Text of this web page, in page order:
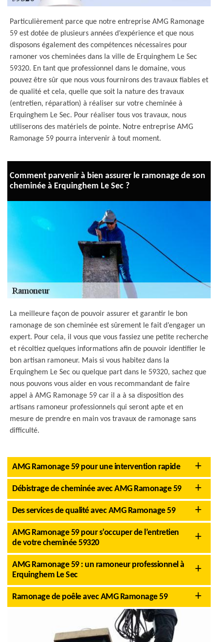
Particulièrement parce que notre entreprise AMG Ramonage
59 est dotée de plusieurs années d’expérience et que nous
disposons également des compétences nécessaires pour
ramoner vos cheminées dans la ville de Erquinghem Le Sec
59320. En tant que professionnel dans le domaine, vous
pouvez être sûr que nous vous fournirons des travaux fiables et
de qualité et cela, quelle que soit la nature des travaux
(entretien, réparation) à réaliser sur votre cheminée à
Erquinghem Le Sec. Pour réaliser tous vos travaux, nous
utiliserons des matériels de pointe. Notre entreprise AMG
Ramonage 59 pourra intervenir à tout moment.
Comment parvenir à bien assurer le ramonage de son
cheminée à Erquinghem Le Sec ?
La meilleure façon de pouvoir assurer et garantir le bon
ramonage de son cheminée est sûrement le fait d’engager un
expert. Pour cela, il vous que vous fassiez une petite recherche
et récoltiez quelques informations afin de pouvoir identifier le
bon artisan ramoneur. Mais si vous habitez dans la
Erquinghem Le Sec ou quelque part dans le 59320, sachez que
nous pouvons vous aider en vous recommandant de faire
appel à AMG Ramonage 59 car il a à sa disposition des
artisans ramoneur professionnels qui seront apte et en
mesure de prendre en main vos travaux de ramonage sans
difficulté.
AMG Ramonage 59 pour une intervention rapide
Débistrage de cheminée avec AMG Ramonage 59
Des services de qualité avec AMG Ramonage 59
AMG Ramonage 59 pour s’occuper de l’entretien
de votre cheminée 59320
AMG Ramonage 59 : un ramoneur professionnel à
Erquinghem Le Sec
Ramonage de poêle avec AMG Ramonage 59